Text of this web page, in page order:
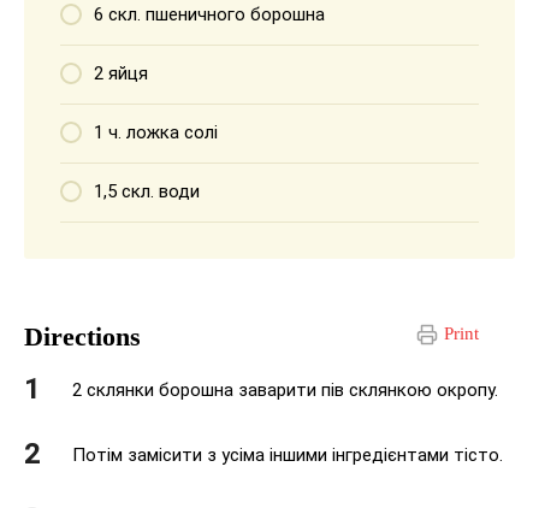
6 скл. пшеничного борошна
2 яйця
1 ч. ложка солі
1,5 скл. води
Print
Directions
2 склянки борошна заварити пів склянкою окропу.
Потім замісити з усіма іншими інгредієнтами тісто.